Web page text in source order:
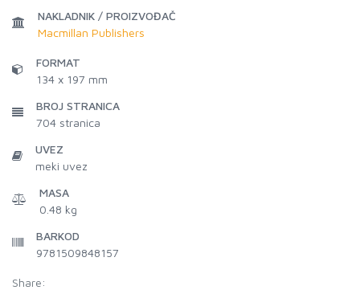
NAKLADNIK / PROIZVOĐAČ
Macmillan Publishers
FORMAT
134 x 197 mm
BROJ STRANICA
704 stranica
UVEZ
meki uvez
MASA
0.48 kg
BARKOD
9781509848157
Share: